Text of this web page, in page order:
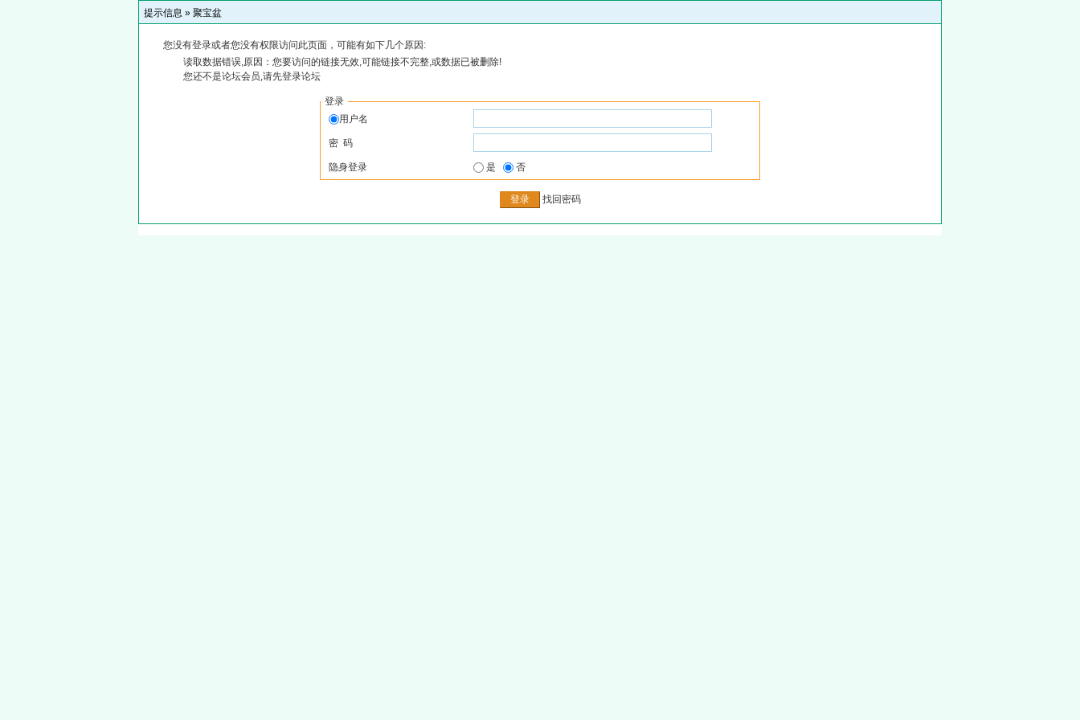
提示信息 » 聚宝盆
您没有登录或者您没有权限访问此页面，可能有如下几个原因:
读取数据错误,原因：您要访问的链接无效,可能链接不完整,或数据已被删除!
您还不是论坛会员,请先登录论坛
登录
用户名
密 码
隐身登录 是 否
找回密码